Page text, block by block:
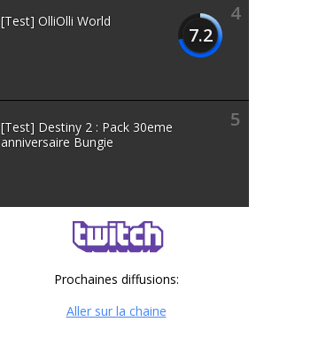
4
7.2
[Test] OlliOlli World
5
[Test] Destiny 2 : Pack 30eme
anniversaire Bungie
Prochaines diffusions:
Aller sur la chaine